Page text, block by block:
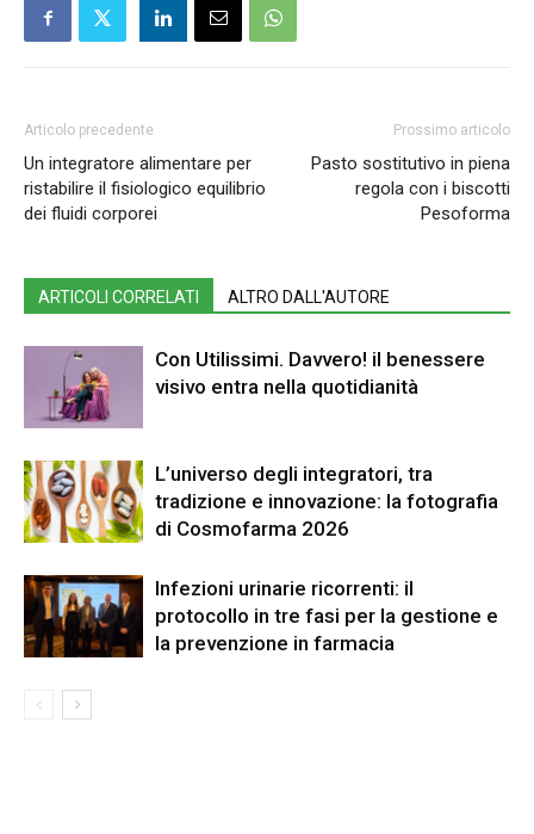
Articolo precedente
Un integratore alimentare per
ristabilire il fisiologico equilibrio
dei fluidi corporei
Prossimo articolo
Pasto sostitutivo in piena
regola con i biscotti
Pesoforma
ARTICOLI CORRELATI ALTRO DALL'AUTORE
Con Utilissimi. Davvero! il benessere
visivo entra nella quotidianità
L’universo degli integratori, tra
tradizione e innovazione: la fotografia
di Cosmofarma 2026
Infezioni urinarie ricorrenti: il
protocollo in tre fasi per la gestione e
la prevenzione in farmacia